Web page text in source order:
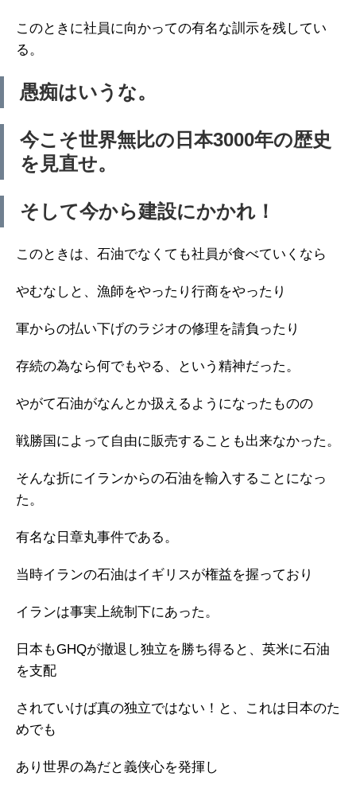
このときに社員に向かっての有名な訓示を残してい
る。
愚痴はいうな。
今こそ世界無比の日本3000年の歴史
を見直せ。
そして今から建設にかかれ！
このときは、石油でなくても社員が食べていくなら
やむなしと、漁師をやったり行商をやったり
軍からの払い下げのラジオの修理を請負ったり
存続の為なら何でもやる、という精神だった。
やがて石油がなんとか扱えるようになったものの
戦勝国によって自由に販売することも出来なかった。
そんな折にイランからの石油を輸入することになっ
た。
有名な日章丸事件である。
当時イランの石油はイギリスが権益を握っており
イランは事実上統制下にあった。
日本もGHQが撤退し独立を勝ち得ると、英米に石油
を支配
されていけば真の独立ではない！と、これは日本のた
めでも
あり世界の為だと義侠心を発揮し